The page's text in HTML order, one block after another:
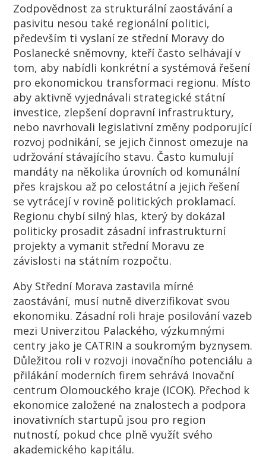
Zodpovědnost za strukturální zaostávání a
pasivitu nesou také regionální politici,
především ti vyslaní ze střední Moravy do
Poslanecké sněmovny, kteří často selhávají v
tom, aby nabídli konkrétní a systémová řešení
pro ekonomickou transformaci regionu. Místo
aby aktivně vyjednávali strategické státní
investice, zlepšení dopravní infrastruktury,
nebo navrhovali legislativní změny podporující
rozvoj podnikání, se jejich činnost omezuje na
udržování stávajícího stavu. Často kumulují
mandáty na několika úrovních od komunální
přes krajskou až po celostátní a jejich řešení
se vytrácejí v rovině politických proklamací.
Regionu chybí silný hlas, který by dokázal
politicky prosadit zásadní infrastrukturní
projekty a vymanit střední Moravu ze
závislosti na státním rozpočtu.
Aby Střední Morava zastavila mírné
zaostávání, musí nutně diverzifikovat svou
ekonomiku. Zásadní roli hraje posilování vazeb
mezi Univerzitou Palackého, výzkumnými
centry jako je CATRIN a soukromým byznysem.
Důležitou roli v rozvoji inovačního potenciálu a
přilákání moderních firem sehrává Inovační
centrum Olomouckého kraje (ICOK). Přechod k
ekonomice založené na znalostech a podpora
inovativních startupů jsou pro region
nutností, pokud chce plně využít svého
akademického kapitálu.